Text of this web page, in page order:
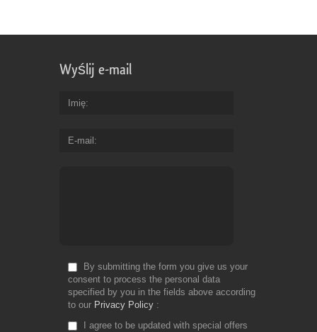
Wyślij e-mail
Imię
E-mail
By submitting the form you give us your
consent to process the personal data
specified by you in the fields above according
to our Privacy Policy
I agree to be updated with special offers